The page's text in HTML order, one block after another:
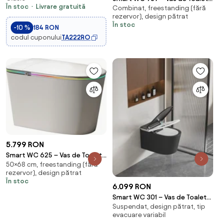
maro
În stoc
Livrare gratuită
-10 % 184 RON
codul cuponuluiTA222RO
Inteligent cu Bideu, Sterilizare
UV, Deschidere/Închidere
automată, Senzor picior,
Iluminare de noapte, Afișaj LED,
Telecomandă, Ceramică, Alb
Combinat, freestanding (fără
rezervor), design pătrat
În stoc
5.799 RON
Smart WC 625 – Vas de Toaletă
Inteligent Premium cu Iluminare
Ambientală RGB, Funcție Bideu
Integrată, Deschidere
50×68 cm, freestanding (fără
rezervor), design pătrat
În stoc
6.099 RON
Smart WC 301 – Vas de Toaletă
Inteligent cu Bideu, Sterilizare
UV, Deschidere/Închidere
Suspendat, design pătrat, tip
evacuare variabil